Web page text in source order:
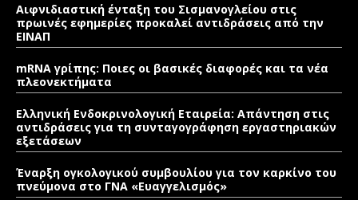
Αιφνιδιαστική ένταξη του Σισμανογλείου στις
πρωινές εφημερίες προκαλεί αντιδράσεις από την
ΕΙΝΑΠ
mRNA γρίπης: Ποιες οι βασικές διαφορές και τα νέα
πλεονεκτήματα
Ελληνική Ενδοκρινολογική Εταιρεία: Απάντηση στις
αντιδράσεις για τη συνταγογράφηση εργαστηριακών
εξετάσεων
Έναρξη ογκολογικού συμβουλίου για τον καρκίνο του
πνεύμονα στο ΓΝΑ «Ευαγγελισμός»